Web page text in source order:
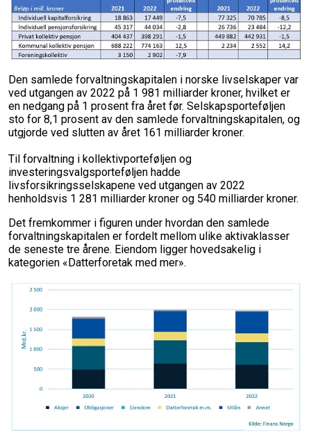
Den samlede forvaltningskapitalen i norske livselskaper var
ved utgangen av 2022 på 1 981 milliarder kroner, hvilket er
en nedgang på 1 prosent fra året før. Selskapsporteføljen
sto for 8,1 prosent av den samlede forvaltningskapitalen, og
utgjorde ved slutten av året 161 milliarder kroner.
Til forvaltning i kollektivporteføljen og
investeringsvalgsporteføljen hadde
livsforsikringsselskapene ved utgangen av 2022
henholdsvis 1 281 milliarder kroner og 540 milliarder kroner.
Det fremkommer i figuren under hvordan den samlede
forvaltningskapitalen er fordelt mellom ulike aktivaklasser
de seneste tre årene. Eiendom ligger hovedsakelig i
kategorien «Datterforetak med mer».